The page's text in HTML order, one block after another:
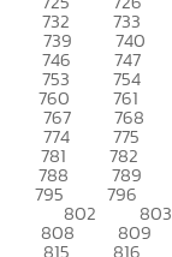
732 733
739 740
746 747
753 754
760 761
767 768
774 775
781 782
788 789
795 796
802 803
808 809
815 816